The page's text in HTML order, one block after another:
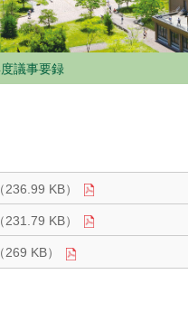
議事要録
KB）
KB）
KB）